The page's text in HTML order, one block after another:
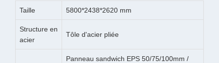
Taille 5800*2438*2620 mm
Structure en
acier
Tôle d'acier pliée
Panneau sandwich EPS 50/75/100mm /